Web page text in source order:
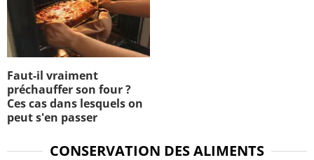
Faut-il vraiment
préchauffer son four ?
Ces cas dans lesquels on
peut s'en passer
CONSERVATION DES ALIMENTS